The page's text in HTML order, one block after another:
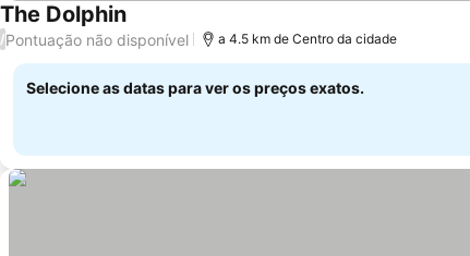
The DolphinVer preços
/Pontuação não disponível a 4.5 km de Centro da cidade
Selecione as datas para ver os preços exatos.